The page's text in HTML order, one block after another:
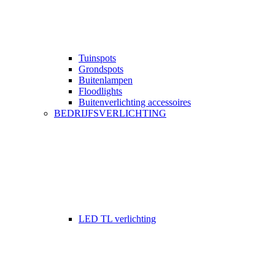
Tuinspots
Grondspots
Buitenlampen
Floodlights
Buitenverlichting accessoires
BEDRIJFSVERLICHTING
LED TL verlichting